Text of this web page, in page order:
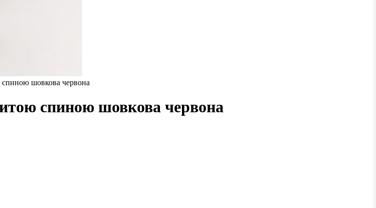
шовкова червона
спиною шовкова червона